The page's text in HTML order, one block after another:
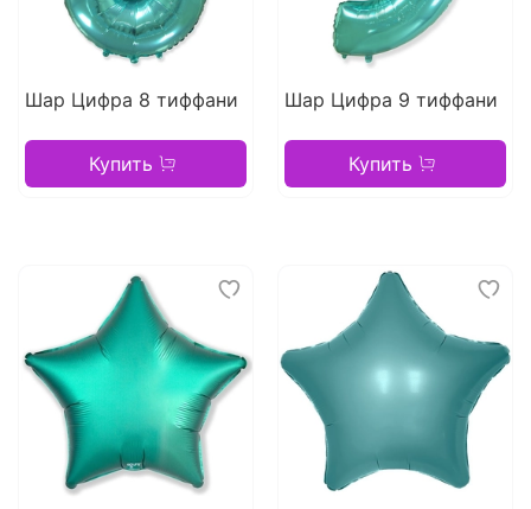
Шар Цифра 8 тиффани
Купить
Шар Цифра 9 тиффани
Купить